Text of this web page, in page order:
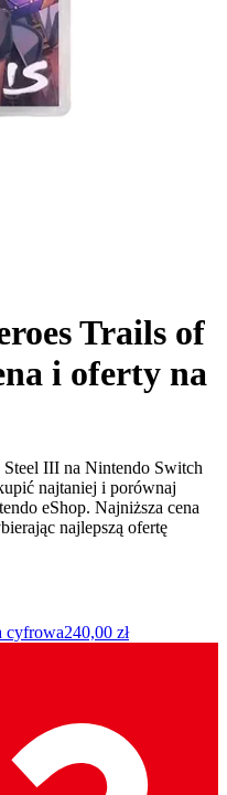
Trails of
i oferty na
III na Nintendo Switch
najtaniej i porównaj
eShop. Najniższa cena
najlepszą ofertę
cyfrowa240,00 zł